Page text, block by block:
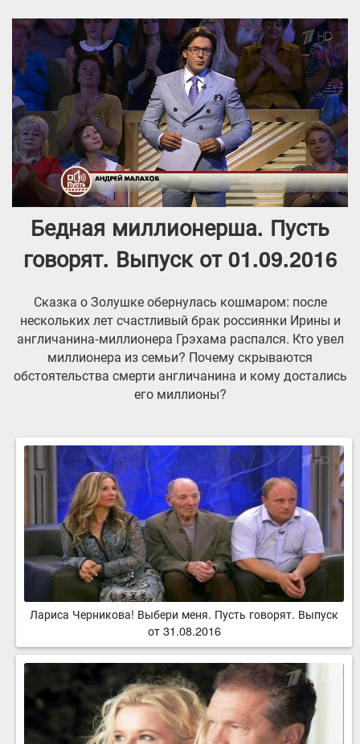
Бедная миллионерша. Пусть
говорят. Выпуск от 01.09.2016
Сказка о Золушке обернулась кошмаром: после
нескольких лет счастливый брак россиянки Ирины и
англичанина-миллионера Грэхама распался. Кто увел
миллионера из семьи? Почему скрываются
обстоятельства смерти англичанина и кому достались
его миллионы?
Лариса Черникова! Выбери меня. Пусть говорят. Выпуск
от 31.08.2016